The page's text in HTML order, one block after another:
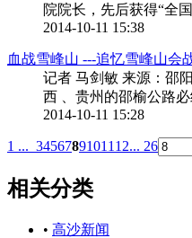
院院长，先后获得“全
2014-10-11 15:38
血战雪峰山 ---追忆雪峰山会
记者 马剑敏 来源：邵
西 、贵州的邵榆公路
2014-10-11 15:28
1 ... 34567891011 12... 26
相关分类
• 高沙新闻